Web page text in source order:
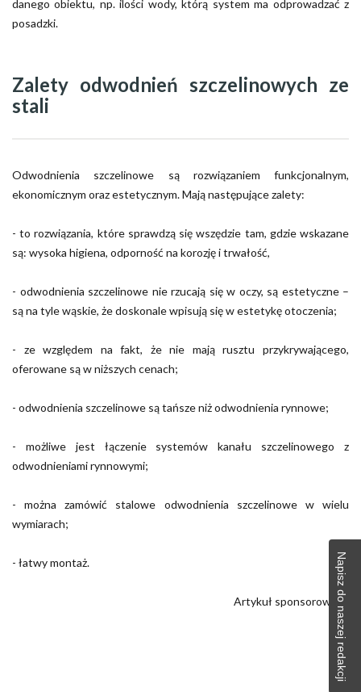
danego obiektu, np. ilości wody, którą system ma odprowadzać z
posadzki.
Zalety odwodnień szczelinowych ze
stali
Odwodnienia szczelinowe są rozwiązaniem funkcjonalnym,
ekonomicznym oraz estetycznym. Mają następujące zalety:
- to rozwiązania, które sprawdzą się wszędzie tam, gdzie wskazane
są: wysoka higiena, odporność na korozję i trwałość,
- odwodnienia szczelinowe nie rzucają się w oczy, są estetyczne –
są na tyle wąskie, że doskonale wpisują się w estetykę otoczenia;
- ze względem na fakt, że nie mają rusztu przykrywającego,
oferowane są w niższych cenach;
- odwodnienia szczelinowe są tańsze niż odwodnienia rynnowe;
- możliwe jest łączenie systemów kanału szczelinowego z
odwodnieniami rynnowymi;
- można zamówić stalowe odwodnienia szczelinowe w wielu
wymiarach;
- łatwy montaż.
Artykuł sponsorowany
Napisz do naszej redakcji